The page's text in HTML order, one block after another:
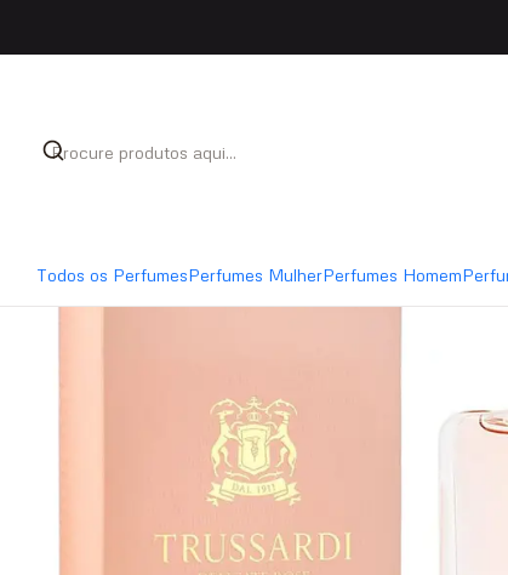
Todos os PerfumesPerfumes MulherPerfumes Homem
Trussardi